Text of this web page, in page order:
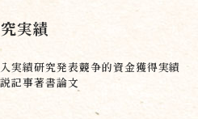
実績
実績研究発表競争的資金獲得実績
記事著書論文